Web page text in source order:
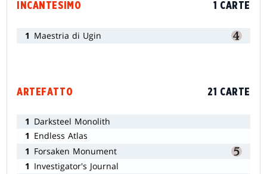
INCANTESIMO 1 CARTE
1 Maestria di Ugin
ARTEFATTO 21 CARTE
1 Darksteel Monolith
1 Endless Atlas
1 Forsaken Monument
1 Investigator's Journal